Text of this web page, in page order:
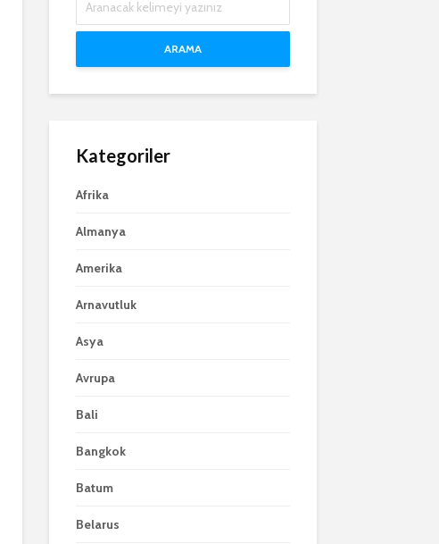
ARAMA
Kategoriler
Afrika
Almanya
Amerika
Arnavutluk
Asya
Avrupa
Bali
Bangkok
Batum
Belarus